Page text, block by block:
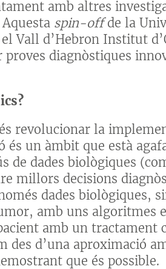
amb altres
spin-offde la
Vall d’Hebron Institut
diagnòstiques
revolucionar la
és un àmbit que està
de dades biològiques
millors decisions
dades biològiques,
amb uns algoritmes
amb un tractament
des d’una aproximació
que és possible.